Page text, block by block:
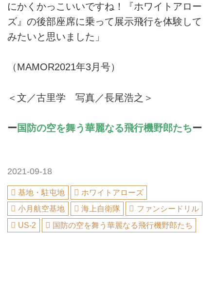
にかくかっこいいですね！『ホワイトアロー
ズ』の後部座席に乗って展示飛行を体験して
みたいと思いました」
（MAMOR2021年3月号）
＜文／古里学 写真／長尾浩之＞
ー 国防の空を舞う華麗なる飛行機野郎たちー
2021-09-18
基地・駐屯地
ホワイトアローズ
小月航空基地
海上自衛隊
ファンシードリル
US-2
国防の空を舞う華麗なる飛行機野郎たち